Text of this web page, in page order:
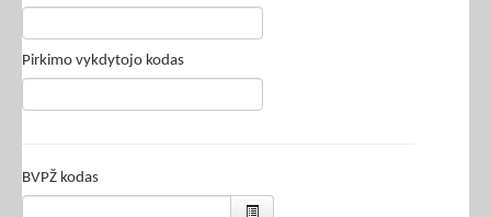
Pirkimo vykdytojo kodas
BVPŽ kodas